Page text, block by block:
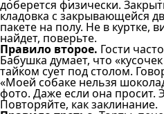
доберется физически.
кладовка с закрывающейся
пакете на полу. Не в куртке,
найдет, поверьте.
Правило второе. Гости
Бабушка думает, что
тайком сует под столом.
«Моей собаке нельзя
фото. Даже если она просит.
Повторяйте, как заклинание.